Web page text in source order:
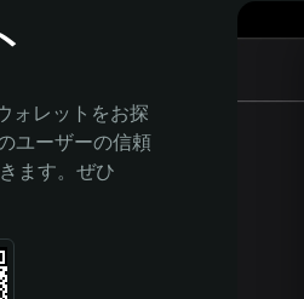
ォレットをお探
ユーザーの信頼
ます。ぜひ